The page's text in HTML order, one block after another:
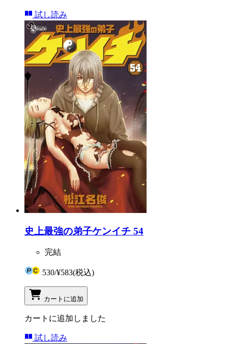
試し読み
史上最強の弟子ケンイチ 54
完結
530/¥583(税込)
カートに追加
カートに追加しました
試し読み